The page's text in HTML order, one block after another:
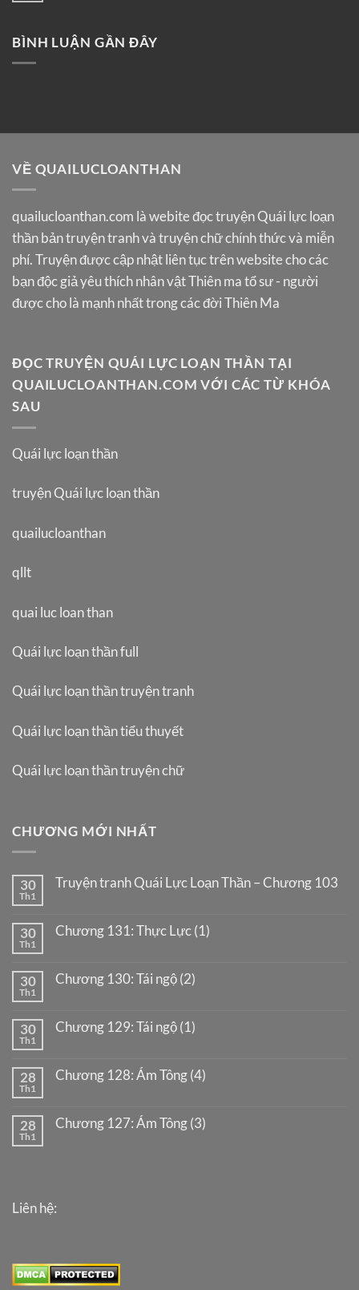
BÌNH LUẬN GẦN ĐÂY
VỀ QUAILUCLOANTHAN
quailucloanthan.com là webite đọc truyện Quái lực loạn
thần bản truyện tranh và truyện chữ chính thức và miễn
phí. Truyện được cập nhật liên tục trên website cho các
bạn độc giả yêu thích nhân vật Thiên ma tổ sư - người
được cho là mạnh nhất trong các đời Thiên Ma
ĐỌC TRUYỆN QUÁI LỰC LOẠN THẦN TẠI
QUAILUCLOANTHAN.COM VỚI CÁC TỪ KHÓA
SAU
Quái lực loạn thần
truyện Quái lực loạn thần
quailucloanthan
qllt
quai luc loan than
Quái lực loạn thần full
Quái lực loạn thần truyện tranh
Quái lực loạn thần tiểu thuyết
Quái lực loạn thần truyện chữ
CHƯƠNG MỚI NHẤT
30
Th1
Truyện tranh Quái Lực Loạn Thần – Chương 103
30
Th1
Chương 131: Thực Lực (1)
30
Th1
Chương 130: Tái ngộ (2)
30
Th1
Chương 129: Tái ngộ (1)
28
Th1
Chương 128: Ám Tông (4)
28
Th1
Chương 127: Ám Tông (3)
Liên hệ: